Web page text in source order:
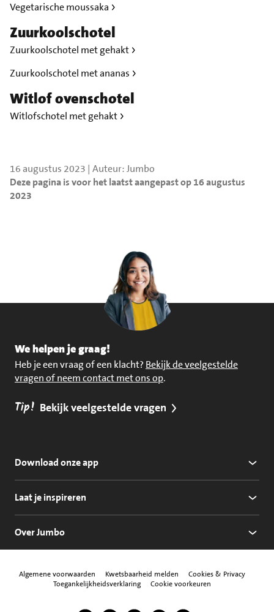
Vegetarische moussaka
Zuurkoolschotel
Zuurkoolschotel met gehakt
Zuurkoolschotel met ananas
Witlof ovenschotel
Witlofschotel met gehakt
16 augustus 2023 | Auteur: Jumbo
Deze pagina is voor het laatst aangepast op 16 augustus
2023
We helpen je graag!
Heb je een vraag of een klacht? Bekijk de veelgestelde
vragen of neem contact met ons op.
Tip! Bekijk veelgestelde vragen
Download onze app
Laat je inspireren
Over Jumbo
Algemene voorwaarden Kwetsbaarheid melden
Cookies & Privacy
Toegankelijkheidsverklaring
Cookie voorkeuren